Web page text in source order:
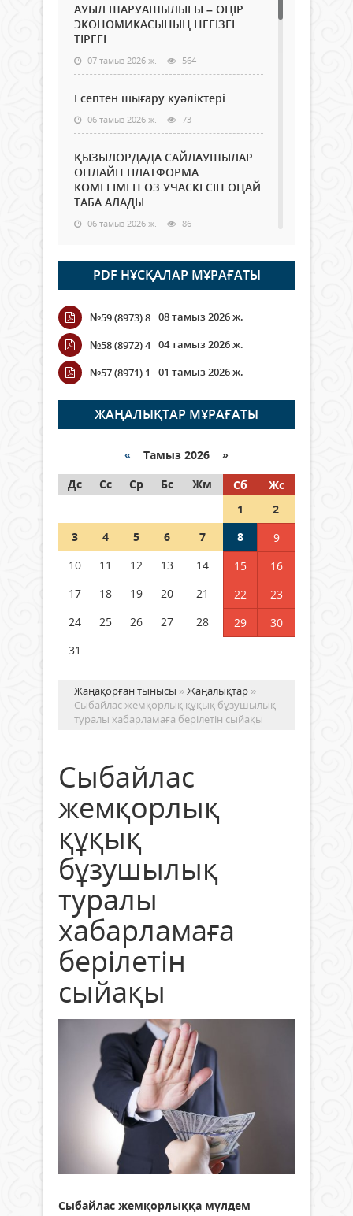
АУЫЛ ШАРУАШЫЛЫҒЫ – ӨҢІР
ЭКОНОМИКАСЫНЫҢ НЕГІЗГІ
ТІРЕГІ
07 тамыз 2026 ж. 564
Есептен шығару куәліктері
06 тамыз 2026 ж. 73
ҚЫЗЫЛОРДАДА САЙЛАУШЫЛАР
ОНЛАЙН ПЛАТФОРМА
КӨМЕГІМЕН ӨЗ УЧАСКЕСІН ОҢАЙ
ТАБА АЛАДЫ
06 тамыз 2026 ж. 86
Open Air: Қызылорда облысы
полиция департаменті 20
мыңнан астам көрерменнің
қауіпсіздігін қамтамасыз етті
06 тамыз 2026 ж.
Wi-Fi ҚАБЫРҒА АРҚЫЛЫ ҚАЛАЙ
ӨТЕДІ?
06 тамыз 2026 ж. 264
граждане Казахстана,
05 тамыз 2026 ж. 145
Шетелде жүрген Қазақстан
азаматтары қалай дауыс бере
PDF НҰСҚАЛАР МҰРАҒАТЫ
№59 (8973) 8 08 тамыз 2026 ж.
№58 (8972) 4 04 тамыз 2026 ж.
№57 (8971) 1
01 тамыз 2026 ж.
ЖАҢАЛЫҚТАР МҰРАҒАТЫ
« Тамыз 2026 »
Дс
Сс Ср Бс Жм Сб
Жс
1
2
3
4 5 6 7 8
9
10
11 12 13 14 15
16
17
18 19 20 21 22
23
24
25 26 27 28 29
30
31
Жаңақорған тынысы »Жаңалықтар »
Сыбайлас жемқорлық құқық бұзушылық
туралы хабарламаға берілетін сыйақы
Сыбайлас
жемқорлық
құқық
бұзушылық
туралы
хабарламаға
берілетін
сыйақы
Сыбайлас жемқорлыққа мүлдем